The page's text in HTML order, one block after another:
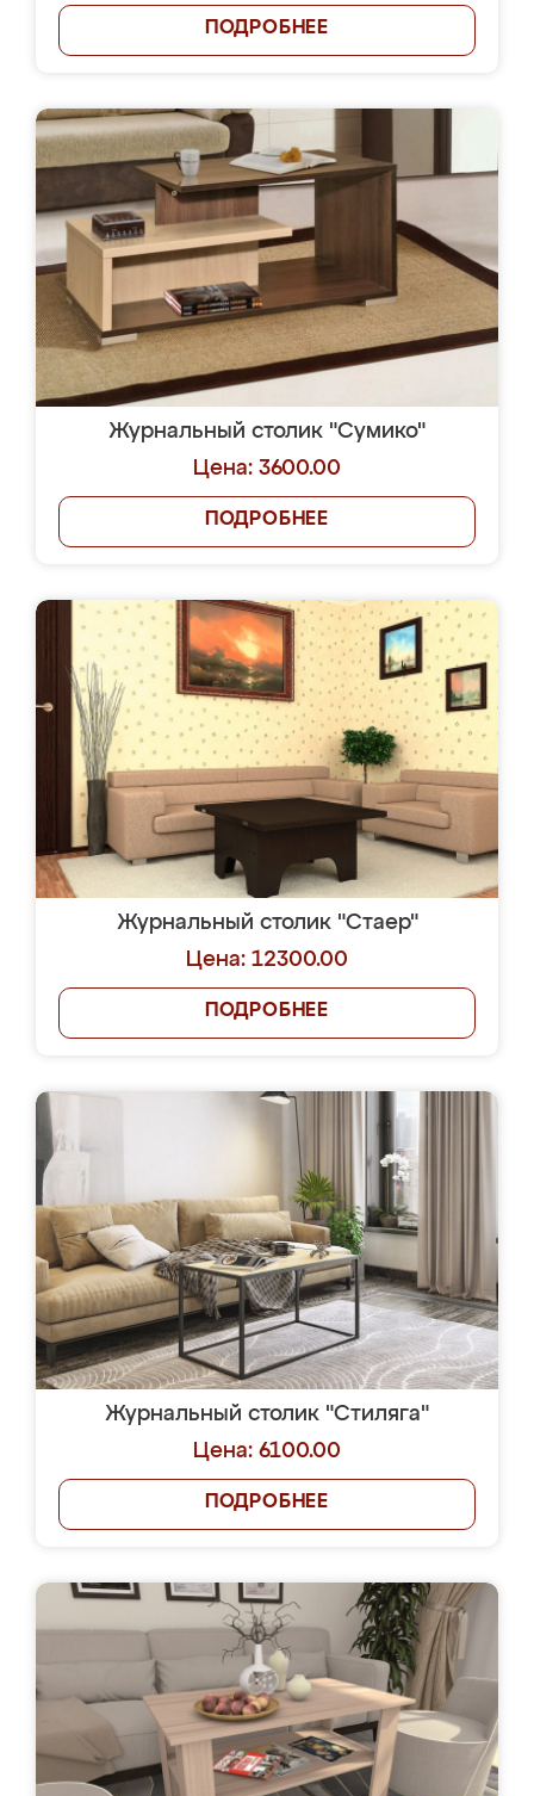
ПОДРОБНЕЕ
Журнальный столик "Сумико"
Цена: 3600.00
ПОДРОБНЕЕ
Журнальный столик "Стаер"
Цена: 12300.00
ПОДРОБНЕЕ
Журнальный столик "Стиляга"
Цена: 6100.00
ПОДРОБНЕЕ